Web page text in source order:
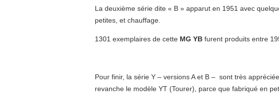
La deuxième série dite « B » apparut en 1951 avec
petites, et chauffage.
1301 exemplaires de cette MG YB furent produits entre
Pour finir, la série Y – versions A et B – sont très
revanche le modèle YT (Tourer), parce que fabriqué en